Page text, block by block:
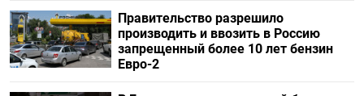
Правительство разрешило
производить и ввозить в Россию
запрещенный более 10 лет бензин
Евро-2